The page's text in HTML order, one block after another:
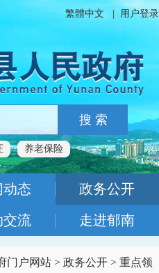
繁體中文 用户登录
搜 索
养老保险
动态 政务公开
交流 走进郁南
门户网站 > 政务公开 > 重点领